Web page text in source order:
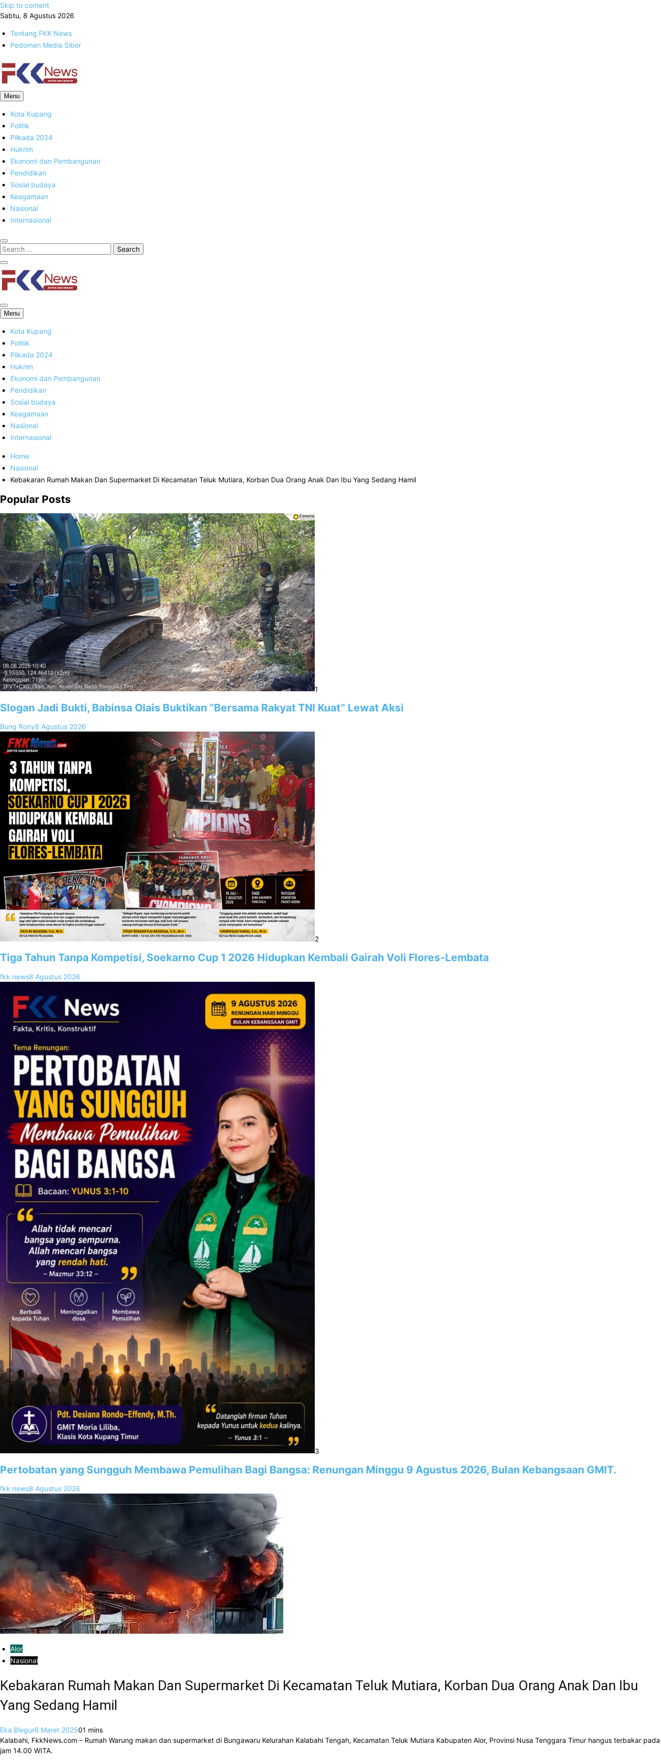
Skip to content
Sabtu, 8 Agustus 2026
Tentang FKK News
Pedoman Media Siber
FKK News
Menu
Kota Kupang
Politik
Pilkada 2024
Hukrim
Ekonomi dan Pembangunan
Pendidikan
Sosial budaya
Keagamaan
Nasional
Internasional
FKK News
Menu
Kota Kupang
Politik
Pilkada 2024
Hukrim
Ekonomi dan Pembangunan
Pendidikan
Sosial budaya
Keagamaan
Nasional
Internasional
Home
Nasional
Kebakaran Rumah Makan Dan Supermarket Di Kecamatan Teluk Mutiara, Korban Dua Orang Anak Dan Ibu Yang Sedang Hamil
Popular Posts
1
Slogan Jadi Bukti, Babinsa Olais Buktikan “Bersama Rakyat TNI Kuat” Lewat Aksi
Bung Rony8 Agustus 2026
2
Tiga Tahun Tanpa Kompetisi, Soekarno Cup 1 2026 Hidupkan Kembali Gairah Voli Flores-Lembata
fkk news8 Agustus 2026
3
Pertobatan yang Sungguh Membawa Pemulihan Bagi Bangsa: Renungan Minggu 9 Agustus 2026, Bulan Kebangsaan GMIT.
fkk news8 Agustus 2026
Alor
Nasional
Kebakaran Rumah Makan Dan Supermarket Di Kecamatan Teluk Mutiara, Korban Dua Orang Anak Dan Ibu
Yang Sedang Hamil
Eka Blegur6 Maret 202501 mins
Kalabahi, FkkNews.com – Rumah Warung makan dan supermarket di Bungawaru Kelurahan Kalabahi Tengah, Kecamatan Teluk Mutiara Kabupaten Alor, Provinsi Nusa Tenggara Timur hangus terbakar pada
jam 14.00 WITA.